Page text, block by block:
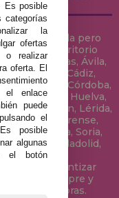
en Sevilla pero
del territorio
Asturias, Ávila,
Cáceres, Cádiz,
Real, Córdoba,
Guipúzcoa, Huelva,
Palmas, Leon, Lérida,
Navarra, Orense,
Sevilla, Soria,
Valencia, Valladolid,
para garantizar
siempre y
de las 18 horas.
Es posible
categorías
la
ofertas
o realizar
oferta. El
el enlace
puede
el
posible
algunas
el botón